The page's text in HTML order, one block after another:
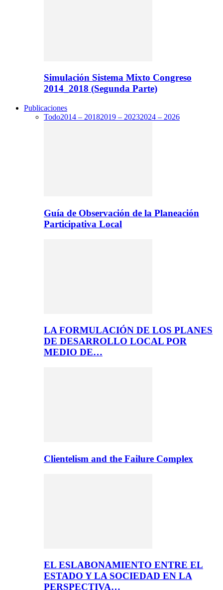
Simulación Sistema Mixto Congreso
2014_2018 (Segunda Parte)
Publicaciones
Todo2014 – 20182019 – 20232024 – 2026
Guía de Observación de la Planeación
Participativa Local
LA FORMULACIÓN DE LOS PLANES
DE DESARROLLO LOCAL POR
MEDIO DE…
Clientelism and the Failure Complex
EL ESLABONAMIENTO ENTRE EL
ESTADO Y LA SOCIEDAD EN LA
PERSPECTIVA…